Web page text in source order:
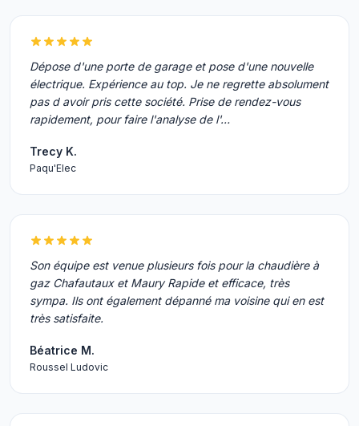
Dépose d'une porte de garage et pose d'une nouvelle
électrique. Expérience au top. Je ne regrette absolument
pas d avoir pris cette société. Prise de rendez-vous
rapidement, pour faire l'analyse de l'…
Trecy K.
Paqu'Elec
Son équipe est venue plusieurs fois pour la chaudière à
gaz Chafautaux et Maury Rapide et efficace, très
sympa. Ils ont également dépanné ma voisine qui en est
très satisfaite.
Béatrice M.
Roussel Ludovic